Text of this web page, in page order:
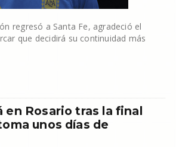
regresó a Santa Fe, agradeció el
que decidirá su continuidad más
en Rosario tras la final
unos días de